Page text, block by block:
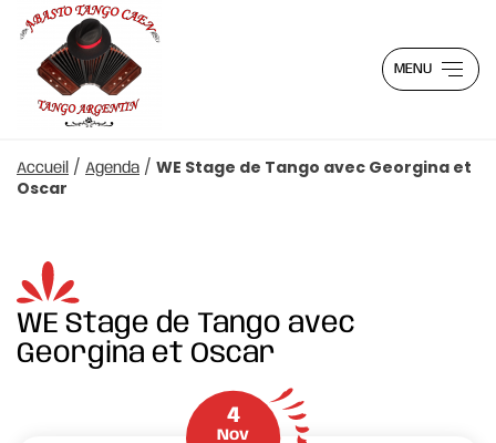
MENU
Accueil / Agenda / WE Stage de Tango avec Georgina et
Oscar
WE Stage de Tango avec
Georgina et Oscar
4
Nov